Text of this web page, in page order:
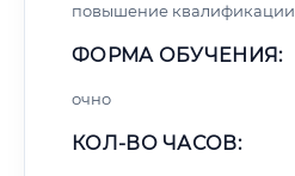
повышение квалификации
ФОРМА ОБУЧЕНИЯ:
очно
КОЛ-ВО ЧАСОВ: